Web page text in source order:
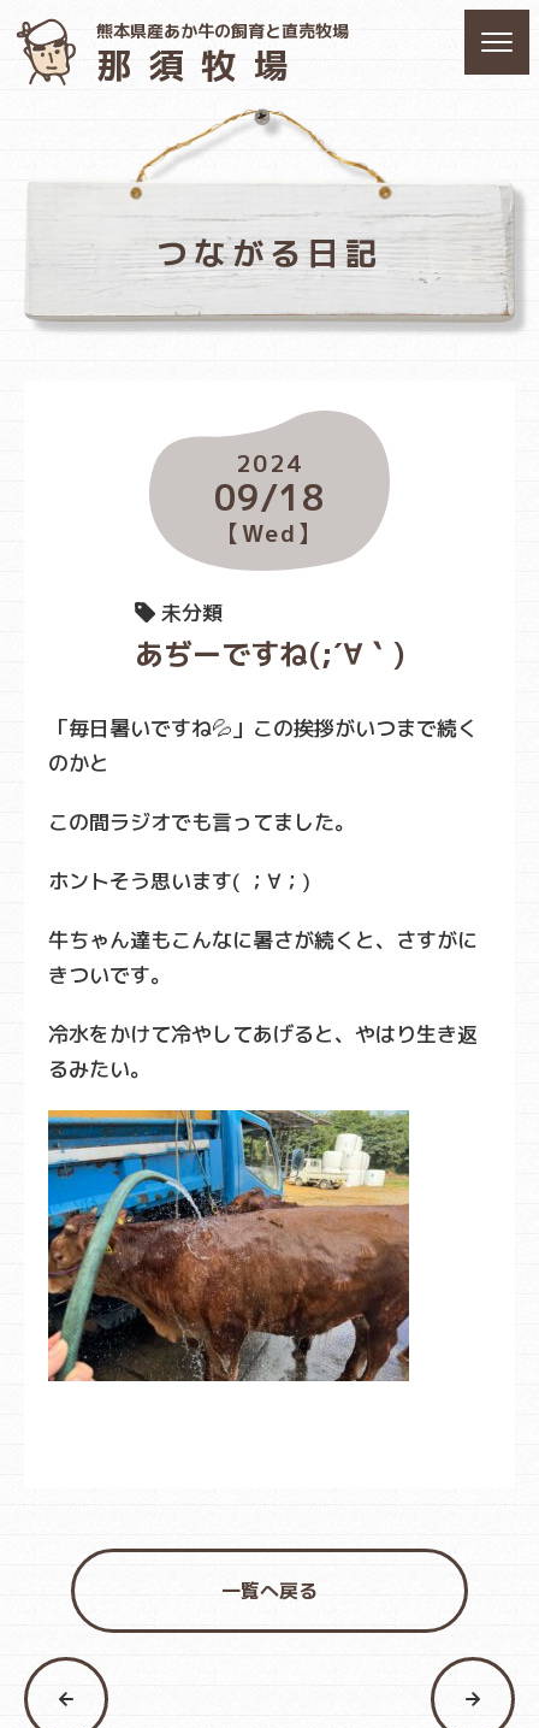
熊本県産あか牛の飼育と直売牧場
那須牧場
つながる日記
2024
09/18
【Wed】
未分類
あぢーですね(;´∀｀)
「毎日暑いですね💦」この挨拶がいつまで続く
のかと
この間ラジオでも言ってました。
ホントそう思います( ；∀；)
牛ちゃん達もこんなに暑さが続くと、さすがに
きついです。
冷水をかけて冷やしてあげると、やはり生き返
るみたい。
一覧へ戻る